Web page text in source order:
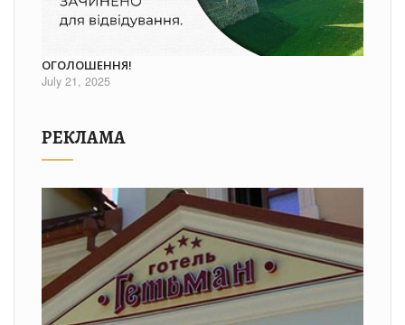
ОГОЛОШЕННЯ!
July 21, 2025
РЕКЛАМА